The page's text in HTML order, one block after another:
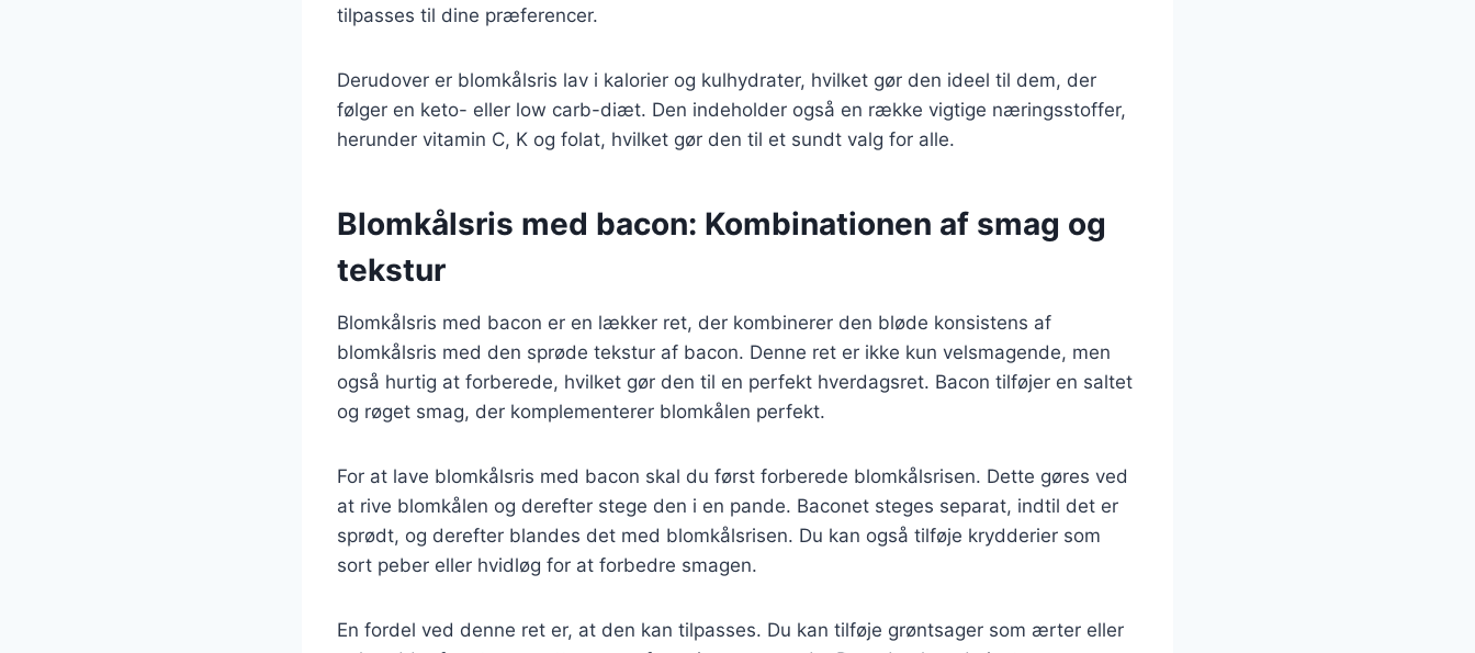
tilpasses til dine præferencer.
Derudover er blomkålsris lav i kalorier og kulhydrater, hvilket gør den ideel til dem, der
følger en keto- eller low carb-diæt. Den indeholder også en række vigtige næringsstoffer,
herunder vitamin C, K og folat, hvilket gør den til et sundt valg for alle.
Blomkålsris med bacon: Kombinationen af smag og
tekstur
Blomkålsris med bacon er en lækker ret, der kombinerer den bløde konsistens af
blomkålsris med den sprøde tekstur af bacon. Denne ret er ikke kun velsmagende, men
også hurtig at forberede, hvilket gør den til en perfekt hverdagsret. Bacon tilføjer en saltet
og røget smag, der komplementerer blomkålen perfekt.
For at lave blomkålsris med bacon skal du først forberede blomkålsrisen. Dette gøres ved
at rive blomkålen og derefter stege den i en pande. Baconet steges separat, indtil det er
sprødt, og derefter blandes det med blomkålsrisen. Du kan også tilføje krydderier som
sort peber eller hvidløg for at forbedre smagen.
En fordel ved denne ret er, at den kan tilpasses. Du kan tilføje grøntsager som ærter eller